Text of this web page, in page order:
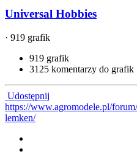
Universal Hobbies
· 919 grafik
919 grafik
3125 komentarzy do grafik
Udostępnij
https://www.agromodele.pl/
lemken/